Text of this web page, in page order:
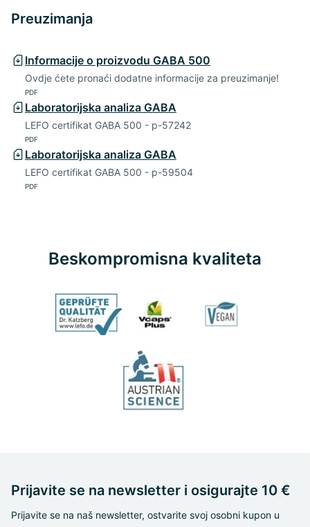
Preuzimanja
Informacije o proizvodu GABA 500
Ovdje ćete pronaći dodatne informacije za preuzimanje!
PDF
Laboratorijska analiza GABA
LEFO certifikat GABA 500 - p-57242
PDF
Laboratorijska analiza GABA
LEFO certifikat GABA 500 - p-59504
PDF
Beskompromisna kvaliteta
Prijavite se na newsletter i osigurajte 10 €
Prijavite se na naš newsletter, ostvarite svoj osobni kupon u